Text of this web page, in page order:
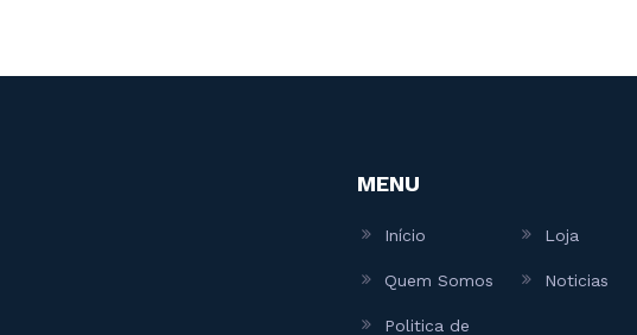
MENU
Início Loja
Quem Somos Noticias
Politica de